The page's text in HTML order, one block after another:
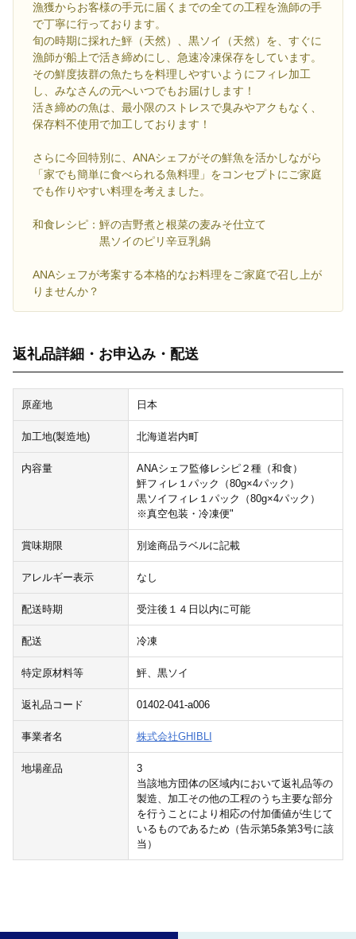
漁獲からお客様の手元に届くまでの全ての工程を漁師の手
で丁寧に行っております。
旬の時期に採れた鮃（天然）、黒ソイ（天然）を、すぐに
漁師が船上で活き締めにし、急速冷凍保存をしています。
その鮮度抜群の魚たちを料理しやすいようにフィレ加工
し、みなさんの元へいつでもお届けします！
活き締めの魚は、最小限のストレスで臭みやアクもなく、
保存料不使用で加工しております！
さらに今回特別に、ANAシェフがその鮮魚を活かしながら
「家でも簡単に食べられる魚料理」をコンセプトにご家庭
でも作りやすい料理を考えました。
和食レシピ：鮃の吉野煮と根菜の麦みそ仕立て
黒ソイのピリ辛豆乳鍋
ANAシェフが考案する本格的なお料理をご家庭で召し上が
りませんか？
返礼品詳細・お申込み・配送
原産地 日本
加工地(製造地) 北海道岩内町
内容量
ANAシェフ監修レシピ２種（和食）
鮃フィレ１パック（80g×4パック）
黒ソイフィレ１パック（80g×4パック）
※真空包装・冷凍便"
賞味期限 別途商品ラベルに記載
アレルギー表示 なし
配送時期 受注後１４日以内に可能
配送 冷凍
特定原材料等 鮃、黒ソイ
返礼品コード 01402-041-a006
事業者名 株式会社GHIBLI
地場産品
3
当該地方団体の区域内において返礼品等の
製造、加工その他の工程のうち主要な部分
を行うことにより相応の付加価値が生じて
いるものであるため（告示第5条第3号に該
当）